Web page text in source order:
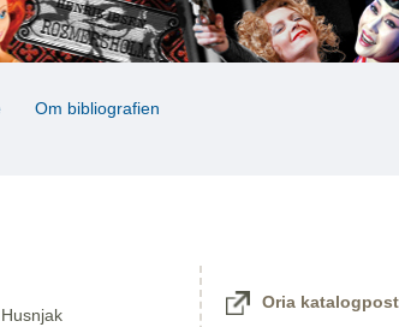
Om bibliografien
Oria katalogpost